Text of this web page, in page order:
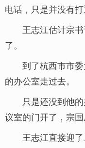
电话，只是并没有打
王志江估计宗
了。
到了杭西市市
的办公室走过去。
只是还没到他
议室的门开了，宗国
王志江直接迎了